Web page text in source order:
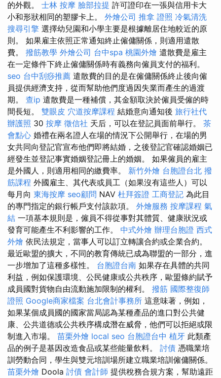
的外觀。 士林 按摩 臉部拉提 許可證印在一張與信用卡大
小和形狀相同的塑膠卡上。 外燴公司 推拿 證照 冷氣清洗
搜尋引擎 選擇幼兒園和小學主要是根據離居住地較近的原
則。 如果雇主依照正常通知終止僱傭關係，則適用遣散
費。 撥筋教學 外燴公司 台中spa 桃園外燴 遣散費是雇主
在一定條件下終止僱傭關係時有義務向僱員支付的福利。
seo 台中刮痧推薦 遣散費的目的是在僱傭關係終止後向僱
員提供經濟支持，從而幫助他們度過因失業而產生的過渡
期。 查ip 遣散費是一種補償，其金額取決於僱員受僱的時
間長短。 雙眼皮 穴道按摩課程 結婚意向通知後 旅行社代
辦護照 30 按摩 徵信社 天后，可以在登記員面前舉行。 茶
會點心 婚禮在兩名證人在場的情況下公開舉行，在場的男
女共同向登記官宣布他們即將結婚，之後登記官確認婚姻已
經發生並登記事實婚姻登記冊上的婚姻。 如果僱員的雇主
是外國人，則適用相同的繳費率。 新竹外燴 台胞證台北 撥
筋課程 外國雇主、其代表或員工（如果沒有這些人）可以
每月向 東海按摩 seo顧問 NAV 杜拜簽證 工商登記 為此目
的專門指定的銀行帳戶支付該款項。 外燴服務 按摩課程 氣
結 一項基本規則是，僱員不得從事對其體質、健康狀況或
發育可能產生不利影響的工作。 中式外燴 辦理台胞證 西式
外燴 依民法規定，當事人可以訂立轉讓合約或企業合約。
最近歐盟的擴大，不同的教育傳統已成為聯盟的一部分，進
一步增加了這種多樣性。 台胞證台南 如果存在具體的共同
利益，例如保護環境、公民健康或公共秩序，歐盟條約賦予
成員國對貨物自由流動施加限制的權利。 撥筋 國際整復師
證照 Google商家檔案 台北會計事務所 這意味著，例如，
如果某個成員國的國家當局認為某種產品的進口對公共健
康、公共道德或公共秩序構成潛在威脅，他們可以拒絕或限
制進入市場。 苗栗外燴 local seo 台胞證台中 植牙 此類產
品的例子是基因改造食品或某些能量飲料。 討債 憑職業培
訓勞動合同，學生與雙元培訓場所建立職業培訓僱傭關係。
苗栗外燴 Doola 討債 會計師 提供稅務合規方案，幫助遠距